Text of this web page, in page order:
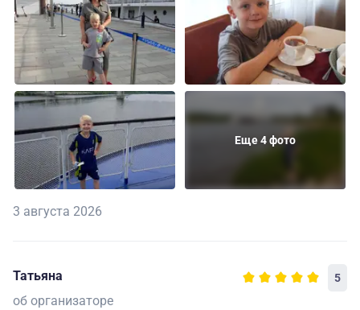
Еще 4 фото
3 августа 2026
Татьяна 5
об организаторе